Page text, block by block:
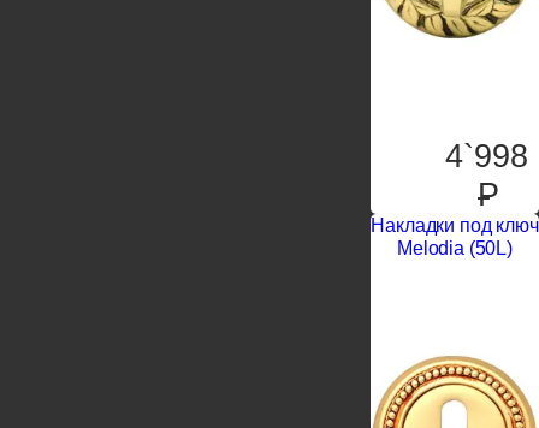
4`998
P
Накладки под ключ
Melodia (50L)